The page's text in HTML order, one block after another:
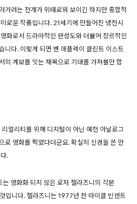
가려는 전개가 위태로워 보이긴 하지만 종합적
로운 작품입니다. 21세기에 만들어진 냉전시
화로서 드라마적인 완성도와 더불어 장르적인
니다. 이렇게 되면 벤 애플렉이 클린트 이스트
의 계보를 잇는 재목으로 기대를 가져볼만 합
얼리티를 위해 디지털이 아닌 예전 아날로그
로 영화를 찍었다더군요. 확실히 신경을 쓴 만
.
는 영화화 되지 않은 로저 젤라즈니의 각본
니다. 젤라즈니는 1977년 잔 마이클 빈센트